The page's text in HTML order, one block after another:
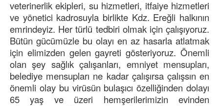
veterinerlik ekipleri, su hizmetleri, itfaiye hizmetleri
ve yönetici kadrosuyla birlikte Kdz. Ereğli halkının
emrindeyiz. Her türlü tedbiri olmak için çalışıyoruz.
Bütün gücümüzle bu olayı en az hasarla atlatmak
için elimizden gelen gayreti gösteriyoruz. Önemli
olan şey sağlık çalışanları, emniyet mensupları,
belediye mensupları ne kadar çalışırsa çalışsın en
önemli olay bu virüsün bulaşıcı özelliğinden dolayı
65 yaş ve üzeri hemşerilerimizin evinden